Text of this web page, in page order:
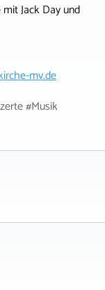
Jack Day und
mv.de
#Musik